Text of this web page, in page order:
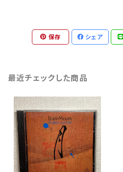
保存 シェア
最近チェックした商品